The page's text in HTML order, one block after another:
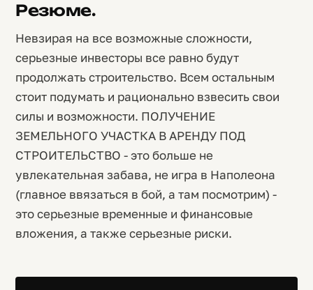
Резюме.
Невзирая на все возможные сложности,
серьезные инвесторы все равно будут
продолжать строительство. Всем остальным
стоит подумать и рационально взвесить свои
силы и возможности. ПОЛУЧЕНИЕ
ЗЕМЕЛЬНОГО УЧАСТКА В АРЕНДУ ПОД
СТРОИТЕЛЬСТВО - это больше не
увлекательная забава, не игра в Наполеона
(главное ввязаться в бой, а там посмотрим) -
это серьезные временные и финансовые
вложения, а также серьезные риски.